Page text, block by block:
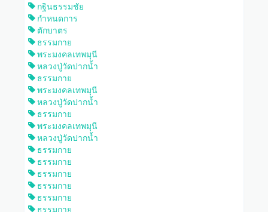
กฐินธรรมชัย
กำหนดการ
ตักบาตร
ธรรมกาย
พระมงคลเทพมุนี
หลวงปู่วัดปากน้ำ
ธรรมกาย
พระมงคลเทพมุนี
หลวงปู่วัดปากน้ำ
ธรรมกาย
พระมงคลเทพมุนี
หลวงปู่วัดปากน้ำ
ธรรมกาย
ธรรมกาย
ธรรมกาย
ธรรมกาย
ธรรมกาย
ธรรมกาย